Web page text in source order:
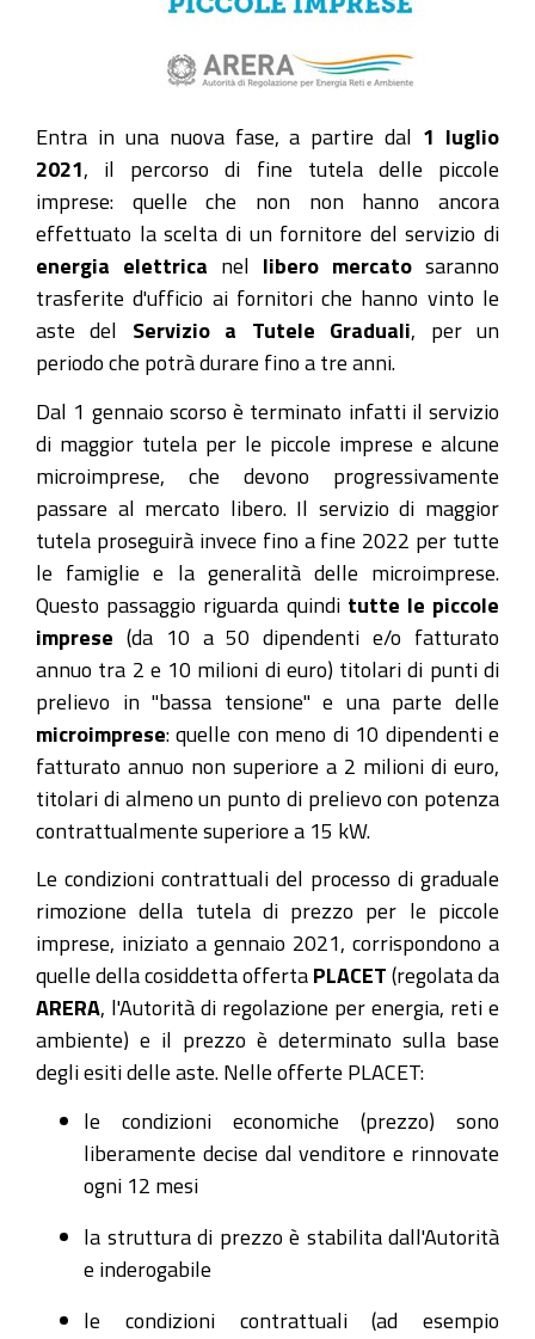
Entra in una nuova fase, a partire dal 1 luglio
2021
, il percorso di fine tutela delle piccole
imprese: quelle che non non hanno ancora
effettuato la scelta di un fornitore del servizio di
energia elettrica nel libero mercato saranno
trasferite d'ufficio ai fornitori che hanno vinto le
aste del Servizio a Tutele Graduali , per un
periodo che potrà durare fino a tre anni.
Dal 1 gennaio scorso è terminato infatti il servizio
di maggior tutela per le piccole imprese e alcune
microimprese, che devono progressivamente
passare al mercato libero. Il servizio di maggior
tutela proseguirà invece fino a fine 2022 per tutte
le famiglie e la generalità delle microimprese.
Questo passaggio riguarda quindi tutte le piccole
imprese (da 10 a 50 dipendenti e/o fatturato
annuo tra 2 e 10 milioni di euro) titolari di punti di
prelievo in "bassa tensione" e una parte delle
microimprese: quelle con meno di 10 dipendenti e
fatturato annuo non superiore a 2 milioni di euro,
titolari di almeno un punto di prelievo con potenza
contrattualmente superiore a 15 kW.
Le condizioni contrattuali del processo di graduale
rimozione della tutela di prezzo per le piccole
imprese, iniziato a gennaio 2021, corrispondono a
quelle della cosiddetta offerta PLACET (regolata da
ARERA , l'Autorità di regolazione per energia, reti e
ambiente) e il prezzo è determinato sulla base
degli esiti delle aste. Nelle offerte PLACET:
le condizioni economiche (prezzo) sono
liberamente decise dal venditore e rinnovate
ogni 12 mesi
la struttura di prezzo è stabilita dall'Autorità
e inderogabile
le condizioni contrattuali (ad esempio